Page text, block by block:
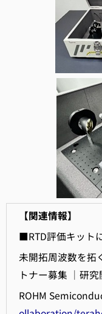
【関連情報】
■RTD評価キット
未開拓周波数を拓
トナー募集 │研究
ROHM